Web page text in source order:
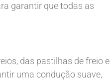
garantir que todas as
das pastilhas de freio e
uma condução suave,